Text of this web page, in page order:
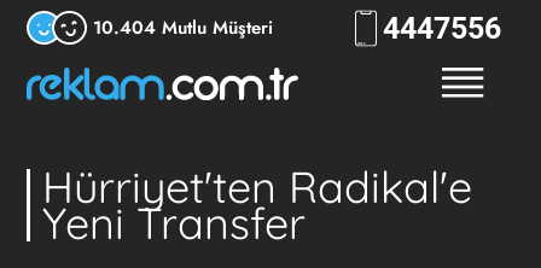
10.404 Mutlu Müşteri 4447556
Hürriyet'ten Radikal'e
Yeni Transfer